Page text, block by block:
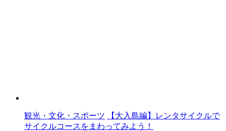
観光・文化・スポーツ
【大入島編】レンタサイクルで
サイクルコースをまわってみよう！